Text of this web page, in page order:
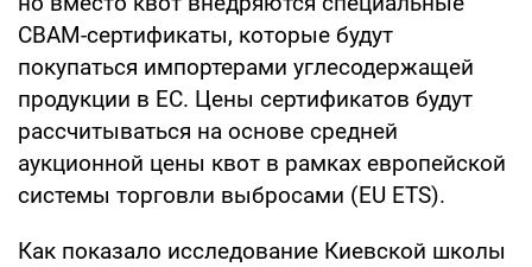
CBAM-сертификаты, которые будут
покупаться импортерами углесодержащей
продукции в ЕС. Цены сертификатов будут
рассчитываться на основе средней
аукционной цены квот в рамках европейской
системы торговли выбросами (EU ETS).
Как показало исследование Киевской школы